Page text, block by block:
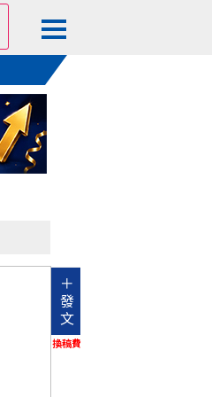
＋
發
文
換稿費